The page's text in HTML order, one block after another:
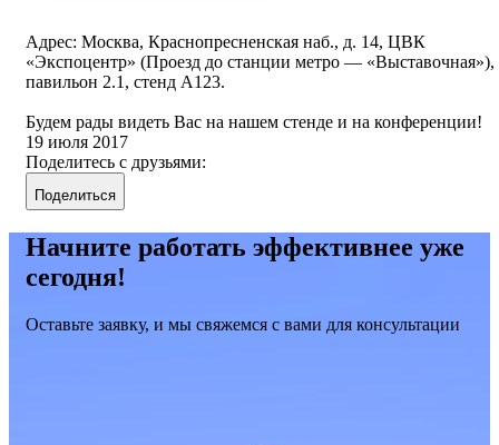
Адрес: Москва, Краснопресненская наб., д. 14, ЦВК
«Экспоцентр» (Проезд до станции метро — «Выставочная»),
павильон 2.1, стенд А123.
Будем рады видеть Вас на нашем стенде и на конференции!
19 июля 2017
Поделитесь с друзьями:
Поделиться
Начните работать эффективнее уже
сегодня!
Оставьте заявку, и мы свяжемся с вами для консультации